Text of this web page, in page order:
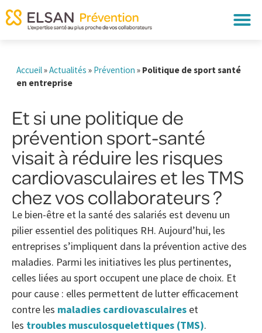
Accueil»Actualités » Prévention » Politique de sport santé
en entreprise
Et si une politique de
prévention sport-santé
visait à réduire les risques
cardiovasculaires et les TMS
chez vos collaborateurs ?
Le bien-être et la santé des salariés est devenu un
pilier essentiel des politiques RH. Aujourd’hui, les
entreprises s’impliquent dans la prévention active des
maladies. Parmi les initiatives les plus pertinentes,
celles liées au sport occupent une place de choix. Et
pour cause : elles permettent de lutter efficacement
contre les maladies cardiovasculaires et
les troubles musculosquelettiques (TMS).